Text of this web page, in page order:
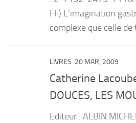
FF) L’imagination
complexe que celle de
LIVRES 20 MAR, 2009
Catherine
DOUCES, LES
Editeur : ALBIN